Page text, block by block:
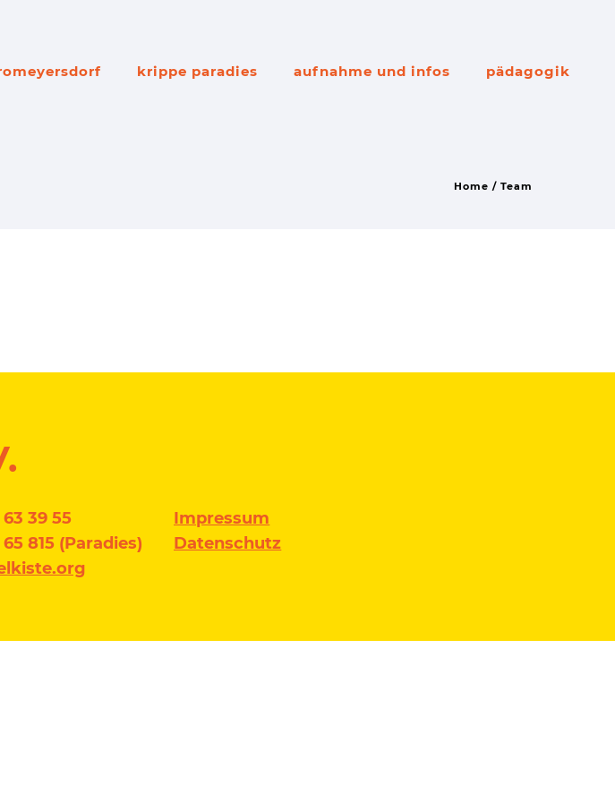
krippe paradies aufnahme und infos pädagogik
Home / Team
39 55
815 (Paradies)
Impressum
Datenschutz